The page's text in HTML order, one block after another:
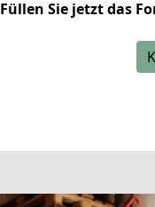
Füllen Sie jetzt das